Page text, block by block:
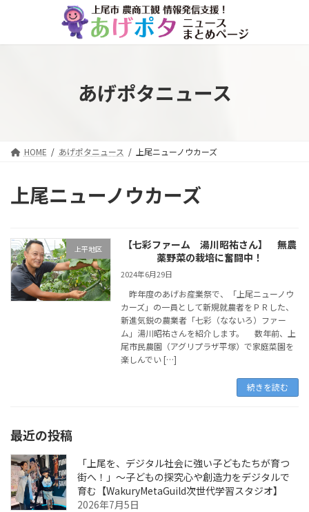
ン
ー
あげポタニュース
HOME あげポタニュース 上尾ニューノウカーズ
上尾ニューノウカーズ
上平地区
【七彩ファーム 湯川昭祐さん】 無農
薬野菜の栽培に奮闘中！
2024年6月29日
昨年度のあげお産業祭で、「上尾ニューノウ
カーズ」の一員として新規就農者をＰＲした、
新進気鋭の農業者「七彩（なないろ）ファー
ム」湯川昭祐さんを紹介します。 数年前、上
尾市民農園（アグリプラザ平塚）で家庭菜園を
楽しんでい […]
続きを読む
最近の投稿
「上尾を、デジタル社会に強い子どもたちが育つ
街へ！」〜子どもの探究心や創造力をデジタルで
育む【WakuryMetaGuild次世代学習スタジオ】
2026年7月5日